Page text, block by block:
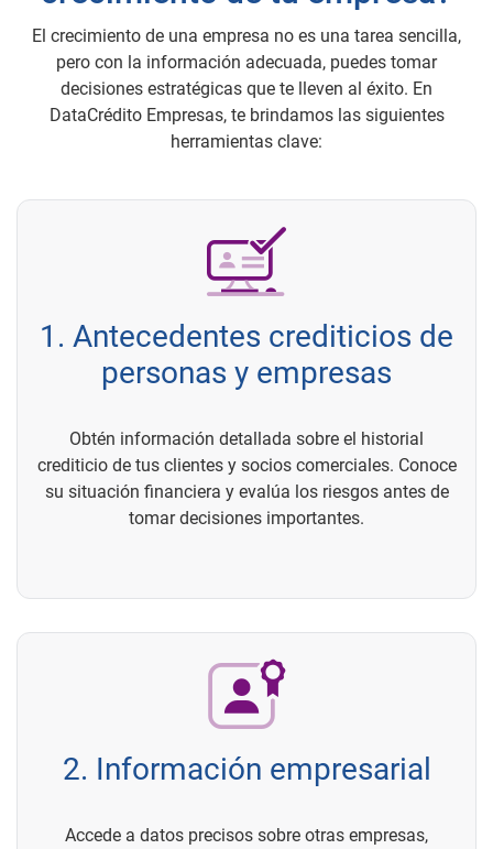
El crecimiento de una empresa no es una tarea sencilla,
pero con la información adecuada, puedes tomar
decisiones estratégicas que te lleven al éxito. En
DataCrédito Empresas, te brindamos las siguientes
herramientas clave:
1. Antecedentes crediticios de
personas y empresas
Obtén información detallada sobre el historial
crediticio de tus clientes y socios comerciales. Conoce
su situación financiera y evalúa los riesgos antes de
tomar decisiones importantes.
2. Información empresarial
Accede a datos precisos sobre otras empresas,